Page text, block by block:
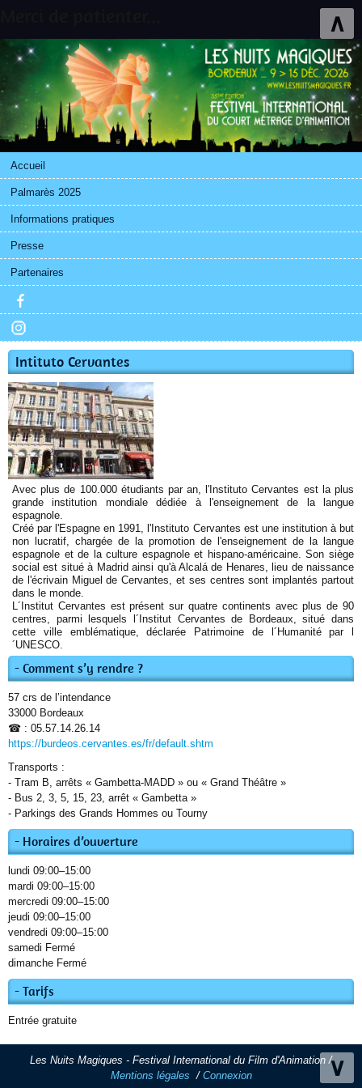
∧
Accueil
Palmarès 2025
Informations pratiques
Presse
Partenaires
Intituto Cervantes
Avec plus de 100.000 étudiants par an, l'Instituto Cervantes est la plus
grande institution mondiale dédiée à l'enseignement de la langue
espagnole.
Créé par l'Espagne en 1991, l'Instituto Cervantes est une institution à but
non lucratif, chargée de la promotion de l'enseignement de la langue
espagnole et de la culture espagnole et hispano-américaine. Son siège
social est situé à Madrid ainsi qu'à Alcalá de Henares, lieu de naissance
de l'écrivain Miguel de Cervantes, et ses centres sont implantés partout
dans le monde.
L´Institut Cervantes est présent sur quatre continents avec plus de 90
centres, parmi lesquels l´Institut Cervantes de Bordeaux, situé dans
cette ville emblématique, déclarée Patrimoine de l´Humanité par l
´UNESCO.
Comment s’y rendre ?
57 crs de l’intendance
33000 Bordeaux
☎ : 05.57.14.26.14
https://burdeos.cervantes.es/fr/default.shtm
Transports :
- Tram B, arrêts « Gambetta-MADD » ou « Grand Théâtre »
- Bus 2, 3, 5, 15, 23, arrêt « Gambetta »
- Parkings des Grands Hommes ou Tourny
Horaires d’ouverture
lundi 09:00–15:00
mardi 09:00–15:00
mercredi 09:00–15:00
jeudi 09:00–15:00
vendredi 09:00–15:00
samedi Fermé
dimanche Fermé
Tarifs
Entrée gratuite
Les Nuits Magiques - Festival International du Film d'Animation /
Mentions légales / Connexion ∨